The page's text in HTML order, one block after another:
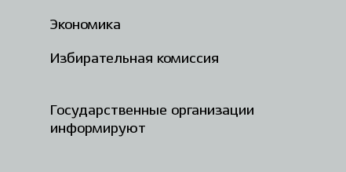
Экономика
Избирательная комиссия
Государственные организации
информируют